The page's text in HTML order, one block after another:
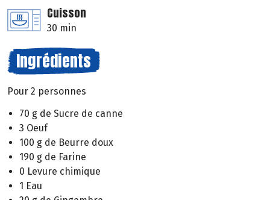
Cuisson
30 min
Ingrédients
Pour 2 personnes
70 g de Sucre de canne
3 Oeuf
100 g de Beurre doux
190 g de Farine
0 Levure chimique
1 Eau